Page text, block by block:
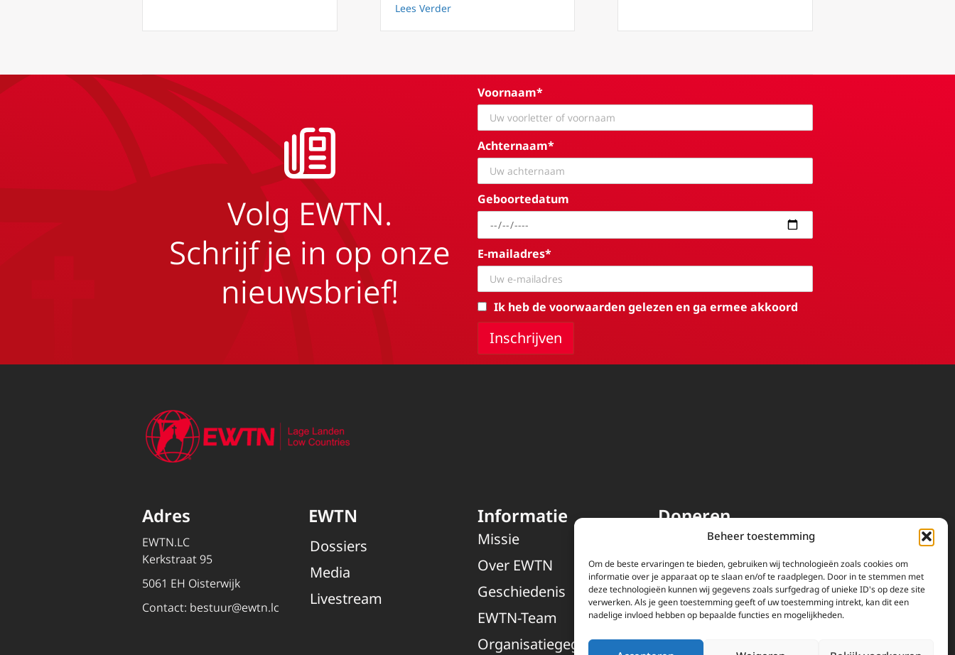
Beheer toestemming
Om de beste ervaringen te bieden, gebruiken wij technologieën zoals cookies om
informatie over je apparaat op te slaan en/of te raadplegen. Door in te stemmen met
deze technologieën kunnen wij gegevens zoals surfgedrag of unieke ID's op deze site
verwerken. Als je geen toestemming geeft of uw toestemming intrekt, kan dit een
nadelige invloed hebben op bepaalde functies en mogelijkheden.
Lees Verderabout Zien we het kwaad? De gouden schokbreker van Midden-Europa.
Volg EWTN.
Schrijf je in op onze
nieuwsbrief!
Voornaam*
Achternaam*
Geboortedatum
E-mailadres*
Ik heb de voorwaarden gelezen en ga ermee akkoord
Adres
EWTN.LC
Kerkstraat 95
5061 EH Oisterwijk
Contact: bestuur@ewtn.lc
EWTN
Dossiers
Media
Livestream
Informatie
Missie
Over EWTN
Geschiedenis
EWTN-Team
Organisatiegegevens
Doneren
EWTN wordt uitsluitend
gefinancierd door uw donaties.
Wij ontvangen bewust geen
advertentie-inkomsten of
kerkelijke financiele
Doneren